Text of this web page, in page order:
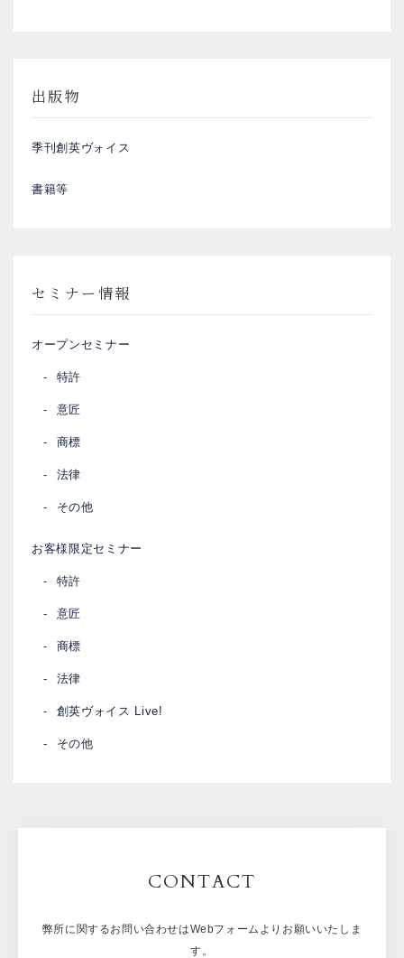
出版物
季刊創英ヴォイス
書籍等
セミナー情報
オープンセミナー
特許
意匠
商標
法律
その他
お客様限定セミナー
特許
意匠
商標
法律
創英ヴォイス Live!
その他
CONTACT
弊所に関するお問い合わせはWebフォームよりお願いいたしま
す。